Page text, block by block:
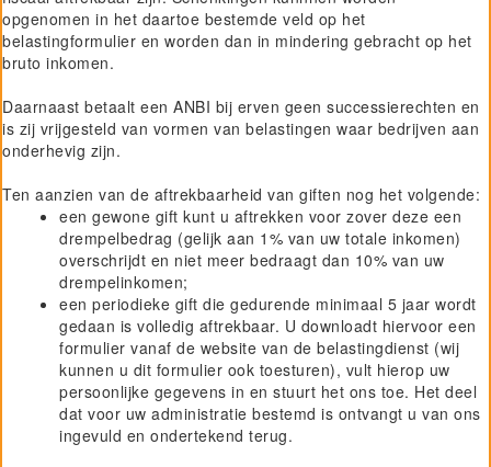
Computers in Technical
Applications
Project GiVEN
opgenomen in het daartoe bestemde veld op het
belastingformulier en worden dan in mindering gebracht op het
bruto inkomen.
Daarnaast betaalt een ANBI bij erven geen successierechten en
is zij vrijgesteld van vormen van belastingen waar bedrijven aan
onderhevig zijn.
Ten aanzien van de aftrekbaarheid van giften nog het volgende:
een gewone gift kunt u aftrekken voor zover deze een
drempelbedrag (gelijk aan 1% van uw totale inkomen)
overschrijdt en niet meer bedraagt dan 10% van uw
drempelinkomen;
een periodieke gift die gedurende minimaal 5 jaar wordt
gedaan is volledig aftrekbaar. U downloadt hiervoor een
formulier vanaf de website van de belastingdienst (wij
kunnen u dit formulier ook toesturen), vult hierop uw
persoonlijke gegevens in en stuurt het ons toe. Het deel
dat voor uw administratie bestemd is ontvangt u van ons
ingevuld en ondertekend terug.